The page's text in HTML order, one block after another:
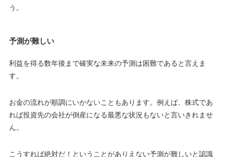
う。
予測が難しい
利益を得る数年後まで確実な未来の予測は困難であると言えま
す。
お金の流れが順調にいかないこともあります。例えば、株式であ
れば投資先の会社が倒産になる最悪な状況もないと言いきれませ
ん。
こうすれば絶対だ！ということがありえない予測が難しいと認識